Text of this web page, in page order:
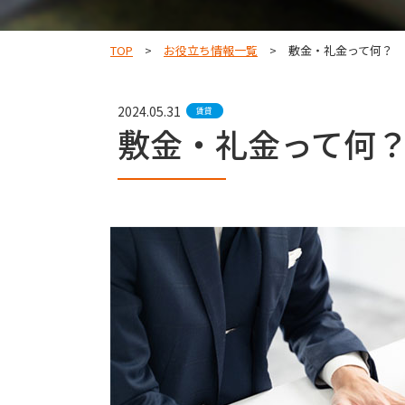
TOP お役立ち情報一覧 敷金・礼金って何？
2024.05.31 賃貸
敷金・礼金って何